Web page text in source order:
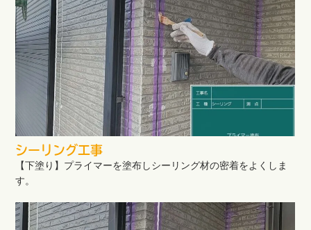
シーリング工事
【下塗り】プライマーを塗布しシーリング材の密着をよくしま
す。